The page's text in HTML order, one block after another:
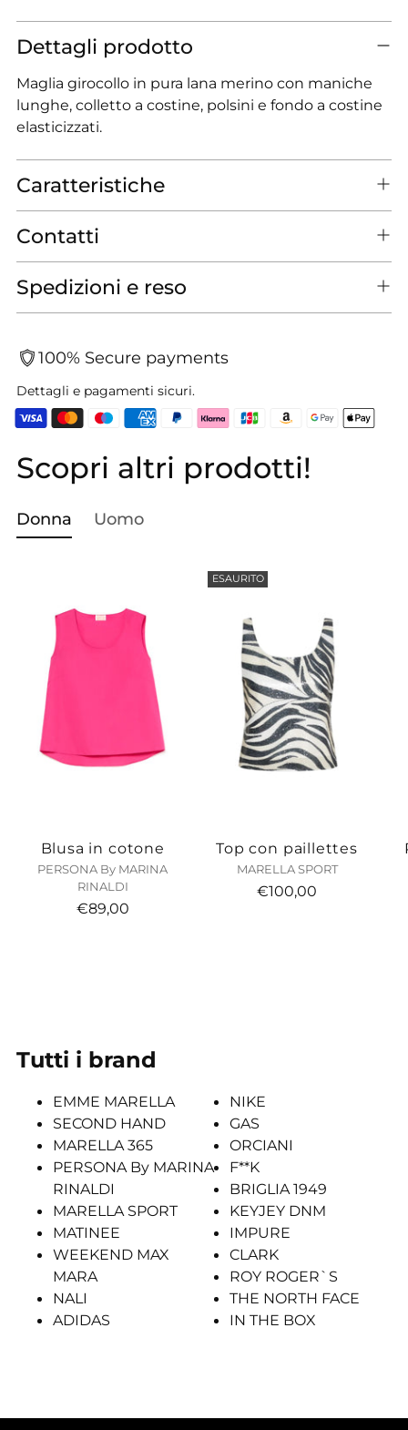
Dettagli prodotto
Maglia girocollo in pura lana merino con maniche
lunghe, colletto a costine, polsini e fondo a costine
elasticizzati.
Caratteristiche
Contatti
Spedizioni e reso
100% Secure payments
Dettagli e pagamenti sicuri.
Aggiungere
un
al
Scopri altri prodotti!
Donna Uomo
Blusa in cotone
PERSONA By MARINA
RINALDI
€89,00
ESAURITO
Top con paillettes
MARELLA SPORT
€100,00
Tutti i brand
EMME MARELLA
SECOND HAND
MARELLA 365
PERSONA By MARINA
RINALDI
MARELLA SPORT
MATINEE
WEEKEND MAX
MARA
NALI
ADIDAS
NIKE
GAS
ORCIANI
F**K
BRIGLIA 1949
KEYJEY DNM
IMPURE
CLARK
ROY ROGER`S
THE NORTH FACE
IN THE BOX